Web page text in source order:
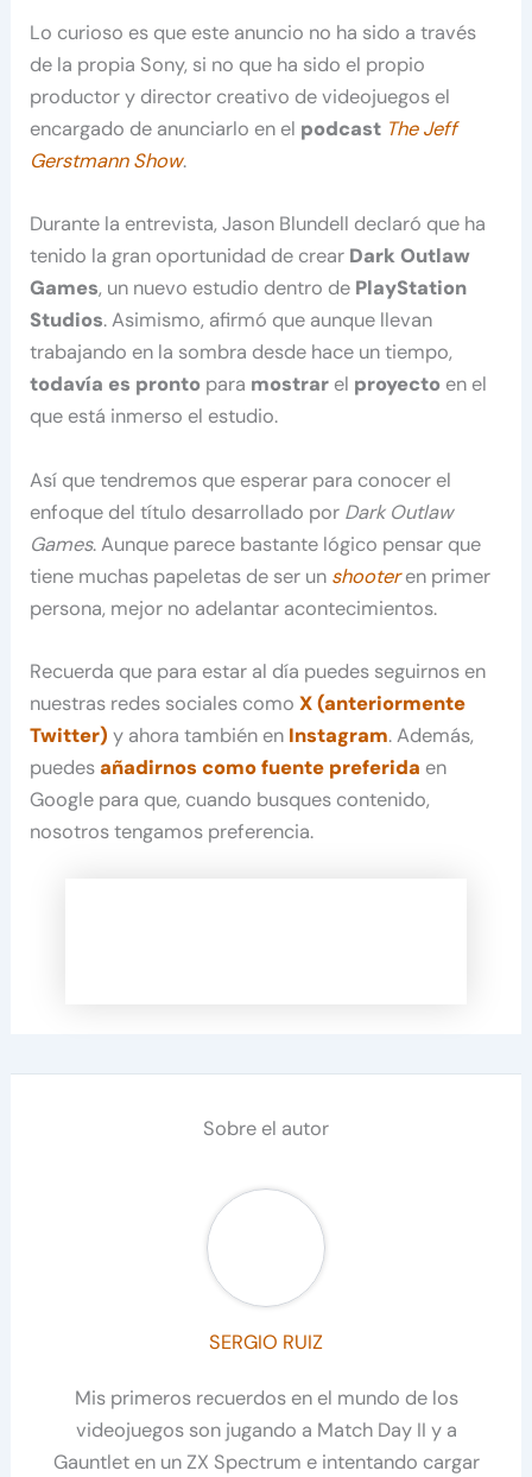
Lo curioso es que este anuncio no ha sido a través
de la propia Sony, si no que ha sido el propio
productor y director creativo de videojuegos el
encargado de anunciarlo en el podcast The Jeff
Gerstmann Show.
Durante la entrevista, Jason Blundell declaró que ha
tenido la gran oportunidad de crear Dark Outlaw
Games, un nuevo estudio dentro de PlayStation
Studios. Asimismo, afirmó que aunque llevan
trabajando en la sombra desde hace un tiempo,
todavía es pronto para mostrar el proyecto en el
que está inmerso el estudio.
Así que tendremos que esperar para conocer el
enfoque del título desarrollado por Dark Outlaw
Games. Aunque parece bastante lógico pensar que
tiene muchas papeletas de ser un shooter en primer
persona, mejor no adelantar acontecimientos.
Recuerda que para estar al día puedes seguirnos en
nuestras redes sociales comoX (anteriormente
Twitter) y ahora también en Instagram. Además,
puedesañadirnos como fuente preferida en
Google para que, cuando busques contenido,
nosotros tengamos preferencia.
Sobre el autor
SERGIO RUIZ
Mis primeros recuerdos en el mundo de los
videojuegos son jugando a Match Day II y a
Gauntlet en un ZX Spectrum e intentando cargar